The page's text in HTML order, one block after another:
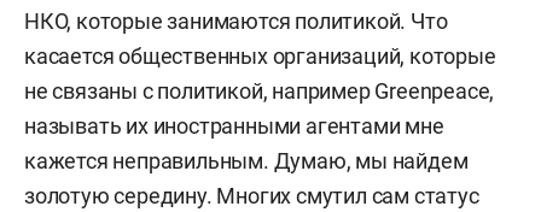
НКО, которые занимаются политикой. Что
касается общественных организаций, которые
не связаны с политикой, например Greenpeace,
называть их иностранными агентами мне
кажется неправильным. Думаю, мы найдем
золотую середину. Многих смутил сам статус